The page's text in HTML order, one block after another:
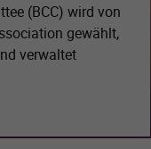
(BCC) wird von
gewählt,
verwaltet